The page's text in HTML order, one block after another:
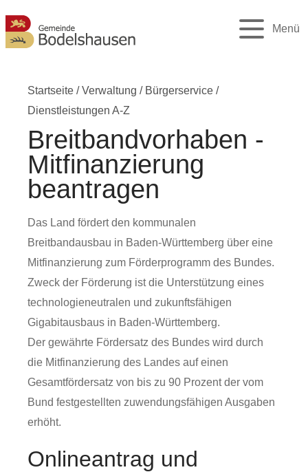
Menü
Startseite /Verwaltung / Bürgerservice /
Dienstleistungen A-Z
Breitbandvorhaben -
Mitfinanzierung
beantragen
Das Land fördert den kommunalen
Breitbandausbau in Baden-Württemberg über eine
Mitfinanzierung zum Förderprogramm des Bundes.
Zweck der Förderung ist die Unterstützung eines
technologieneutralen und zukunftsfähigen
Gigabitausbaus in Baden-Württemberg.
Der gewährte Fördersatz des Bundes wird durch
die Mitfinanzierung des Landes auf einen
Gesamtfördersatz von bis zu 90 Prozent der vom
Bund festgestellten zuwendungsfähigen Ausgaben
erhöht.
Onlineantrag und